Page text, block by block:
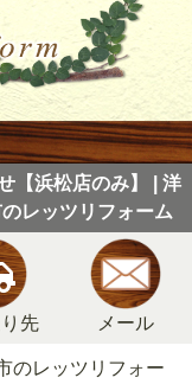
【浜松店のみ】 | 洋
レッツリフォーム
先 メール
のレッツリフォー